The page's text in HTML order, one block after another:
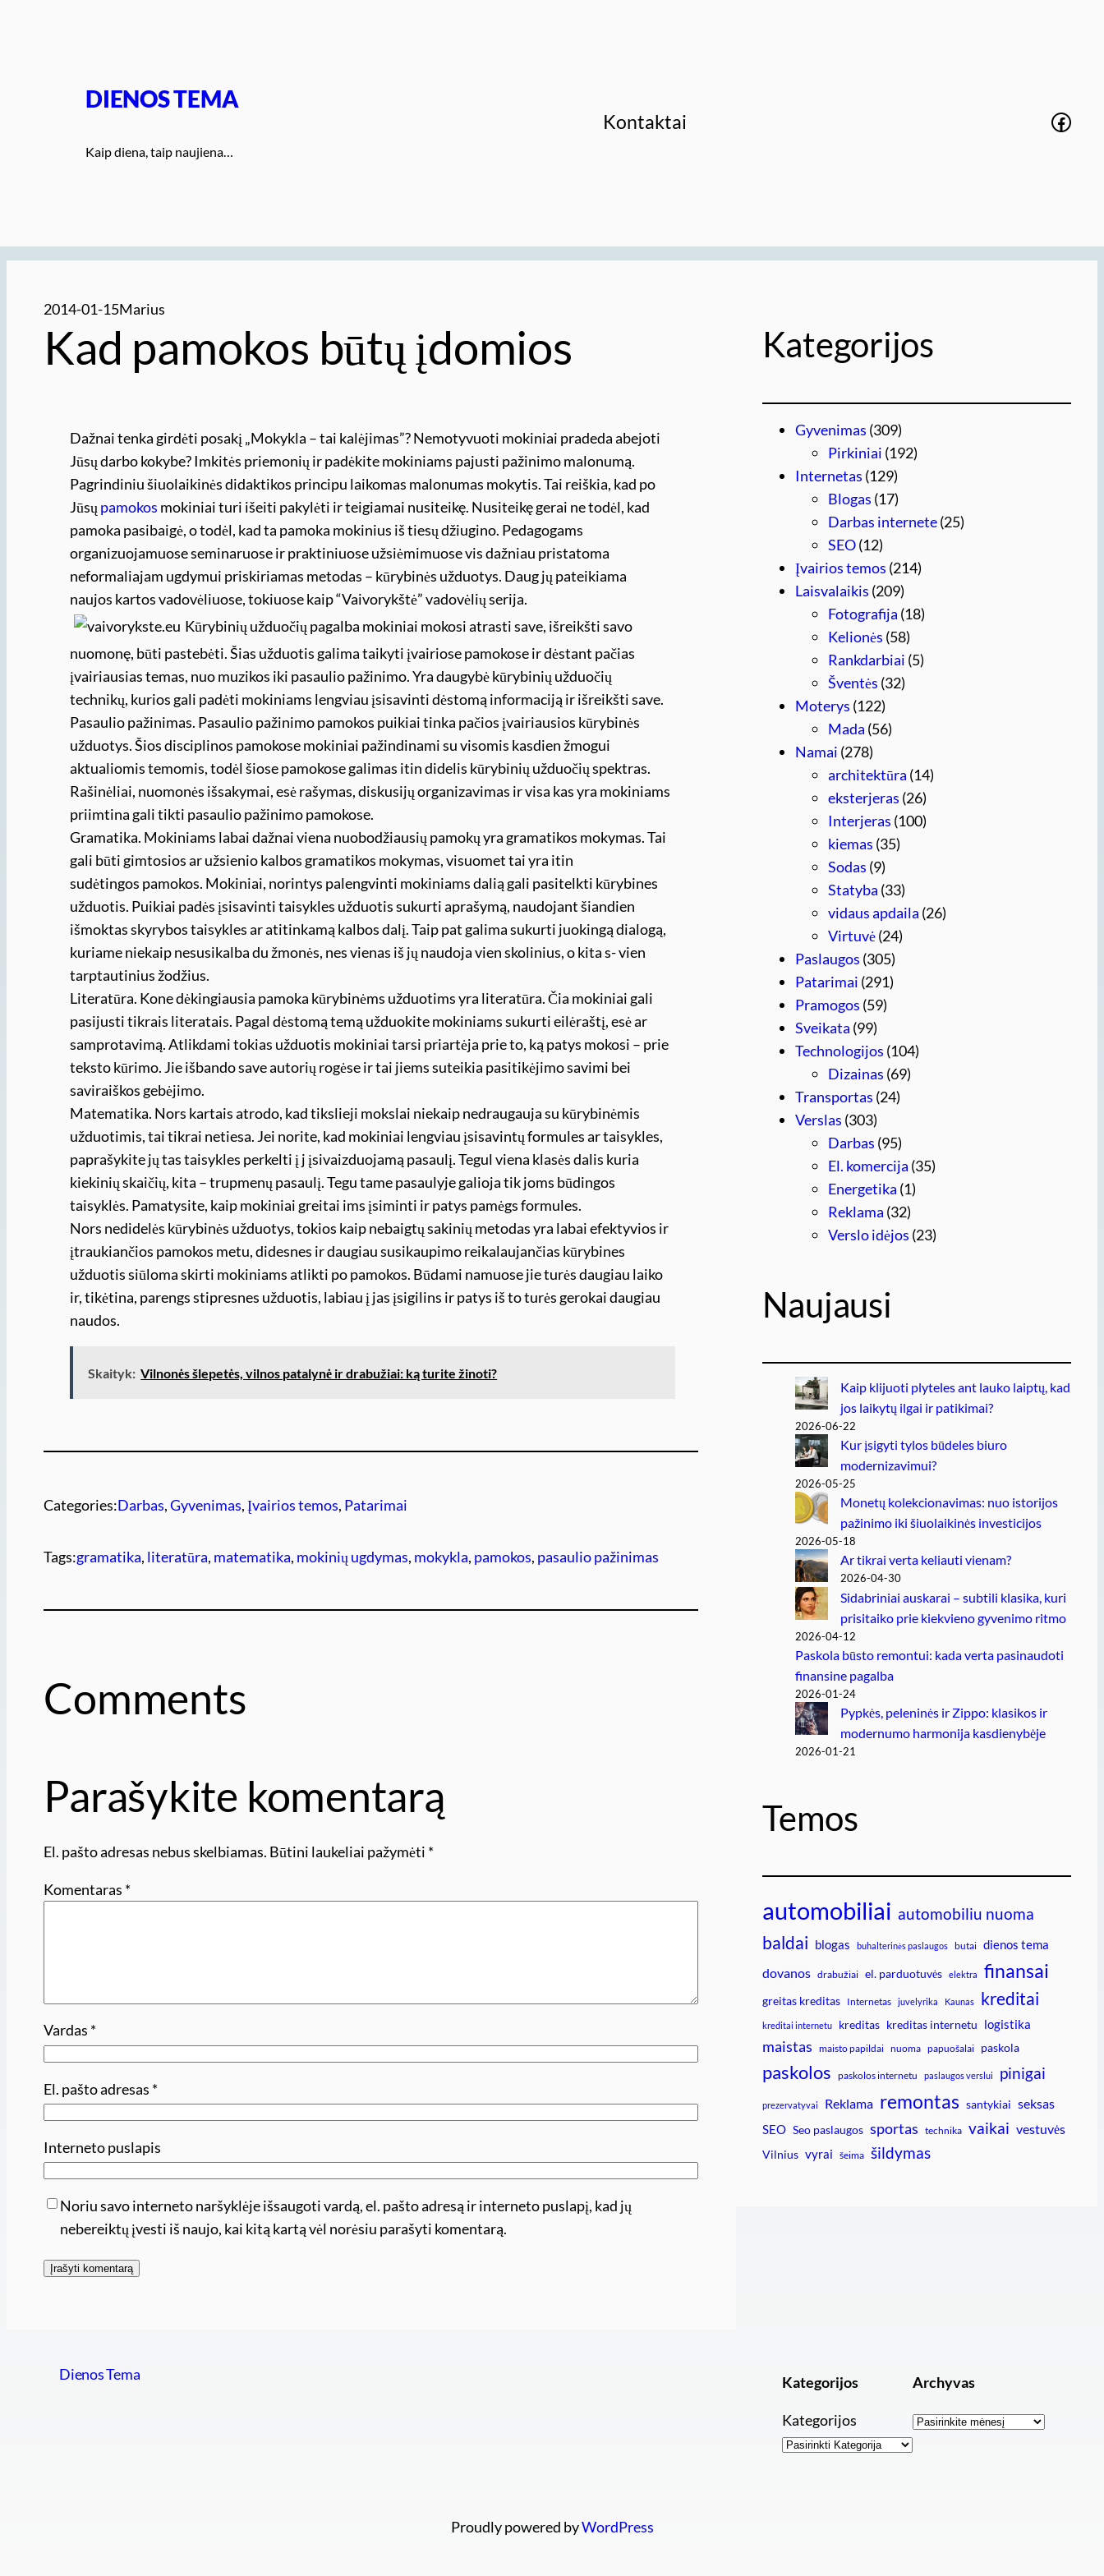
DIENOS TEMA
Kaip diena, taip naujiena…
Kontaktai
2014-01-15Marius
Kad pamokos būtų įdomios
Dažnai tenka girdėti posakį „Mokykla – tai kalėjimas”? Nemotyvuoti mokiniai pradeda abejoti
Jūsų darbo kokybe? Imkitės priemonių ir padėkite mokiniams pajusti pažinimo malonumą.
Pagrindiniu šiuolaikinės didaktikos principu laikomas malonumas mokytis. Tai reiškia, kad po
Jūsų pamokos mokiniai turi išeiti pakylėti ir teigiamai nusiteikę. Nusiteikę gerai ne todėl, kad
pamoka pasibaigė, o todėl, kad ta pamoka mokinius iš tiesų džiugino. Pedagogams
organizuojamuose seminaruose ir praktiniuose užsiėmimuose vis dažniau pristatoma
neformaliajam ugdymui priskiriamas metodas – kūrybinės užduotys. Daug jų pateikiama
naujos kartos vadovėliuose, tokiuose kaip “Vaivorykštė” vadovėlių serija.
Kūrybinių užduočių pagalba mokiniai mokosi atrasti save, išreikšti savo
nuomonę, būti pastebėti. Šias užduotis galima taikyti įvairiose pamokose ir dėstant pačias
įvairiausias temas, nuo muzikos iki pasaulio pažinimo. Yra daugybė kūrybinių užduočių
technikų, kurios gali padėti mokiniams lengviau įsisavinti dėstomą informaciją ir išreikšti save.
Pasaulio pažinimas. Pasaulio pažinimo pamokos puikiai tinka pačios įvairiausios kūrybinės
užduotys. Šios disciplinos pamokose mokiniai pažindinami su visomis kasdien žmogui
aktualiomis temomis, todėl šiose pamokose galimas itin didelis kūrybinių užduočių spektras.
Rašinėliai, nuomonės išsakymai, esė rašymas, diskusijų organizavimas ir visa kas yra mokiniams
priimtina gali tikti pasaulio pažinimo pamokose.
Gramatika. Mokiniams labai dažnai viena nuobodžiausių pamokų yra gramatikos mokymas. Tai
gali būti gimtosios ar užsienio kalbos gramatikos mokymas, visuomet tai yra itin
sudėtingos pamokos. Mokiniai, norintys palengvinti mokiniams dalią gali pasitelkti kūrybines
užduotis. Puikiai padės įsisavinti taisykles užduotis sukurti aprašymą, naudojant šiandien
išmoktas skyrybos taisykles ar atitinkamą kalbos dalį. Taip pat galima sukurti juokingą dialogą,
kuriame niekaip nesusikalba du žmonės, nes vienas iš jų naudoja vien skolinius, o kita s- vien
tarptautinius žodžius.
Literatūra. Kone dėkingiausia pamoka kūrybinėms užduotims yra literatūra. Čia mokiniai gali
pasijusti tikrais literatais. Pagal dėstomą temą užduokite mokiniams sukurti eilėraštį, esė ar
samprotavimą. Atlikdami tokias užduotis mokiniai tarsi priartėja prie to, ką patys mokosi – prie
teksto kūrimo. Jie išbando save autorių rogėse ir tai jiems suteikia pasitikėjimo savimi bei
saviraiškos gebėjimo.
Matematika. Nors kartais atrodo, kad tikslieji mokslai niekaip nedraugauja su kūrybinėmis
užduotimis, tai tikrai netiesa. Jei norite, kad mokiniai lengviau įsisavintų formules ar taisykles,
paprašykite jų tas taisykles perkelti į j įsivaizduojamą pasaulį. Tegul viena klasės dalis kuria
kiekinių skaičių, kita – trupmenų pasaulį. Tegu tame pasaulyje galioja tik joms būdingos
taisyklės. Pamatysite, kaip mokiniai greitai ims įsiminti ir patys pamėgs formules.
Nors nedidelės kūrybinės užduotys, tokios kaip nebaigtų sakinių metodas yra labai efektyvios ir
įtraukiančios pamokos metu, didesnes ir daugiau susikaupimo reikalaujančias kūrybines
užduotis siūloma skirti mokiniams atlikti po pamokos. Būdami namuose jie turės daugiau laiko
ir, tikėtina, parengs stipresnes užduotis, labiau į jas įsigilins ir patys iš to turės gerokai daugiau
naudos.
Skaityk: Vilnonės šlepetės, vilnos patalynė ir drabužiai: ką turite žinoti?
Categories:Darbas, Gyvenimas, Įvairios temos, Patarimai
Tags:gramatika, literatūra, matematika, mokinių ugdymas, mokykla, pamokos, pasaulio pažinimas
Comments
Parašykite komentarą
El. pašto adresas nebus skelbiamas. Būtini laukeliai pažymėti *
Komentaras *
Vardas *
El. pašto adresas *
Interneto puslapis
Noriu savo interneto naršyklėje išsaugoti vardą, el. pašto adresą ir interneto puslapį, kad jų
nebereiktų įvesti iš naujo, kai kitą kartą vėl norėsiu parašyti komentarą.
Kategorijos
Gyvenimas (309)
Pirkiniai (192)
Internetas (129)
Blogas (17)
Darbas internete(25)
SEO(12)
Įvairios temos (214)
Laisvalaikis (209)
Fotografija (18)
Kelionės (58)
Rankdarbiai (5)
Šventės (32)
Moterys (122)
Mada (56)
Namai (278)
architektūra (14)
eksterjeras (26)
Interjeras (100)
kiemas (35)
Sodas (9)
Statyba (33)
vidaus apdaila (26)
Virtuvė(24)
Paslaugos (305)
Patarimai (291)
Pramogos (59)
Sveikata (99)
Technologijos (104)
Dizainas (69)
Transportas (24)
Verslas (303)
Darbas (95)
El. komercija (35)
Energetika (1)
Reklama (32)
Verslo idėjos (23)
Naujausi
Kaip klijuoti plyteles ant lauko laiptų, kad
jos laikytų ilgai ir patikimai?
2026-06-22
Kur įsigyti tylos būdeles biuro
modernizavimui?
2026-05-25
Monetų kolekcionavimas: nuo istorijos
pažinimo iki šiuolaikinės investicijos
2026-05-18
Ar tikrai verta keliauti vienam?
2026-04-30
Sidabriniai auskarai – subtili klasika, kuri
prisitaiko prie kiekvieno gyvenimo ritmo
2026-04-12
Paskola būsto remontui: kada verta pasinaudoti
finansine pagalba
2026-01-24
Pypkės, peleninės ir Zippo: klasikos ir
modernumo harmonija kasdienybėje
2026-01-21
Temos
automobiliai automobiliu nuoma
baldai blogas buhalterinės paslaugos butai dienos tema
dovanos drabužiai el. parduotuvės elektra finansai
greitas kreditas Internetas juvelyrika Kaunas kreditai
kreditai internetu kreditas kreditas internetu logistika
maistas maisto papildai nuoma papuošalai paskola
paskolos paskolos internetu paslaugos verslui pinigai
prezervatyvai Reklama remontas santykiai seksas
SEO Seo paslaugos sportas technika vaikai vestuvės
Vilnius vyrai šeima šildymas
Dienos Tema Kategorijos
Kategorijos
Archyvas
Archyvai
Proudly powered byWordPress